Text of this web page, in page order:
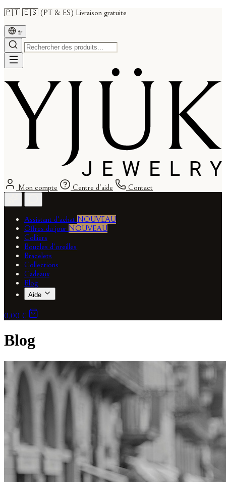
🇵🇹 🇪🇸 (PT & ES) Livraison gratuite
fr
Mon compte Centre d'aide Contact
Assistant d'achat NOUVEAU
Offres du jour NOUVEAU
Colliers
Boucles d'oreilles
Bracelets
Collections
Cadeaux
Blog
Aide
0,00 €
Blog